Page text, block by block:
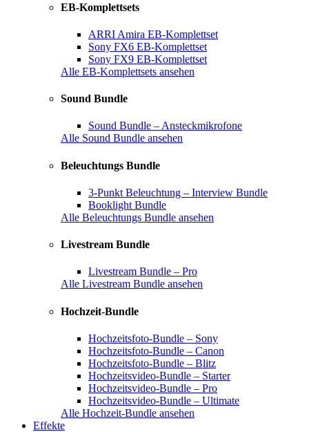
EB-Komplettsets
ARRI Amira EB-Komplettset
Sony FX6 EB-Komplettset
Sony FX9 EB-Komplettset
Alle EB-Komplettsets ansehen
Sound Bundle
Sound Bundle – Ansteckmikrofone
Alle Sound Bundle ansehen
Beleuchtungs Bundle
3-Punkt Beleuchtung – Interview Bundle
Booklight Bundle
Alle Beleuchtungs Bundle ansehen
Livestream Bundle
Livestream Bundle – Pro
Alle Livestream Bundle ansehen
Hochzeit-Bundle
Hochzeitsfoto-Bundle – Sony
Hochzeitsfoto-Bundle – Canon
Hochzeitsfoto-Bundle – Blitz
Hochzeitsvideo-Bundle – Starter
Hochzeitsvideo-Bundle – Pro
Hochzeitsvideo-Bundle – Ultimate
Alle Hochzeit-Bundle ansehen
Effekte